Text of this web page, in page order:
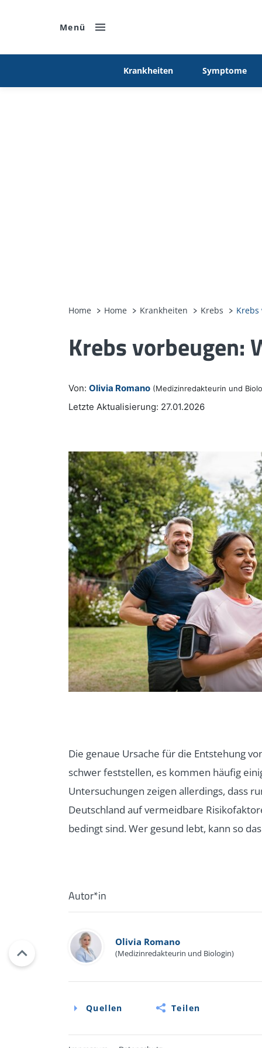
Menü
Krankheiten Symptome
Home Home Krankheiten Krebs Krebs
Krebs vorbeugen:
Von: Olivia Romano (Medizinredakteurin und
Letzte Aktualisierung: 27.01.2026
Die genaue Ursache für die Entstehung
schwer feststellen, es kommen häufig
Untersuchungen zeigen allerdings, dass
Deutschland auf vermeidbare
bedingt sind. Wer gesund lebt, kann so
Autor*in
Olivia Romano
(Medizinredakteurin und Biologin)
Quellen Teilen